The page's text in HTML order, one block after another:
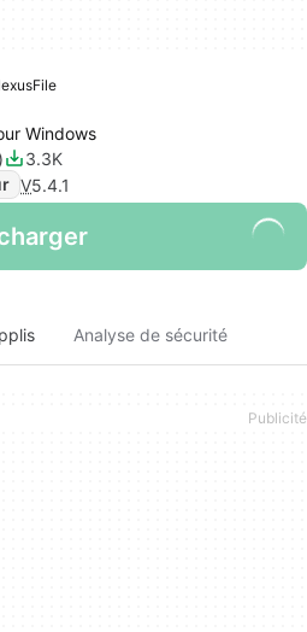
Windows
3.3K
V5.4.1
Analyse de sécurité